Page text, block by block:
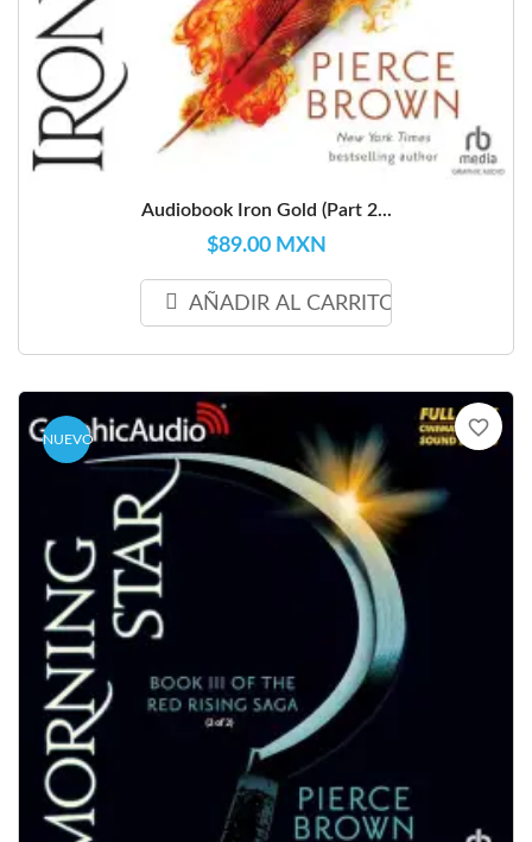
Audiobook Iron Gold (Part 2...
$89.00 MXN
AÑADIR AL CARRITO
NUEVO favorite_border